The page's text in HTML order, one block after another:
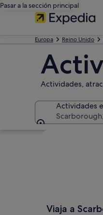
Pasar a la sección principal
Europa Reino Unido
Actividades,
Actividades
Viaja a